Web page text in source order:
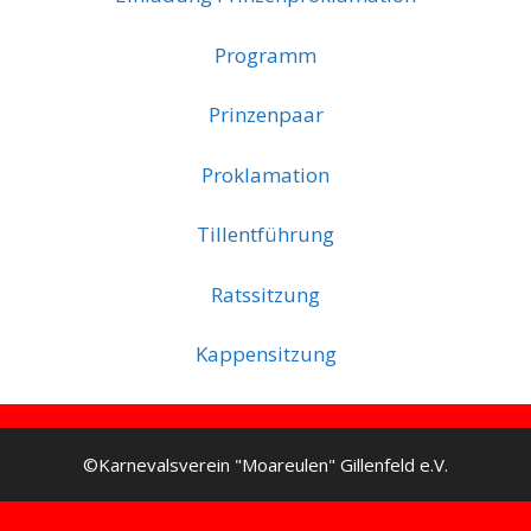
Programm
Prinzenpaar
Proklamation
Tillentführung
Ratssitzung
Kappensitzung
©Karnevalsverein "Moareulen" Gillenfeld e.V.